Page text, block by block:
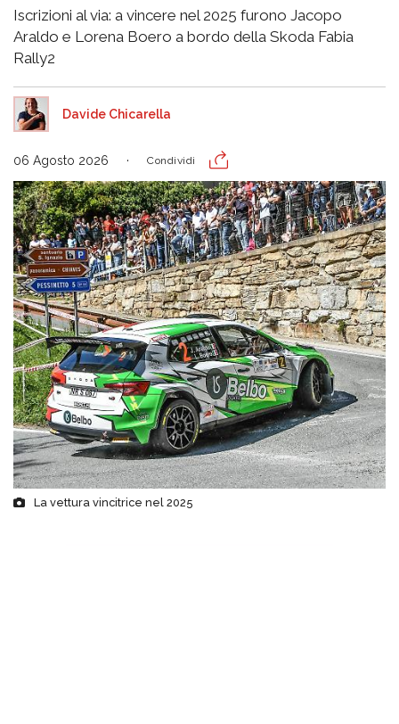
Iscrizioni al via: a vincere nel 2025 furono Jacopo
Araldo e Lorena Boero a bordo della Skoda Fabia
Rally2
Davide Chicarella
06 Agosto 2026 Condividi
La vettura vincitrice nel 2025